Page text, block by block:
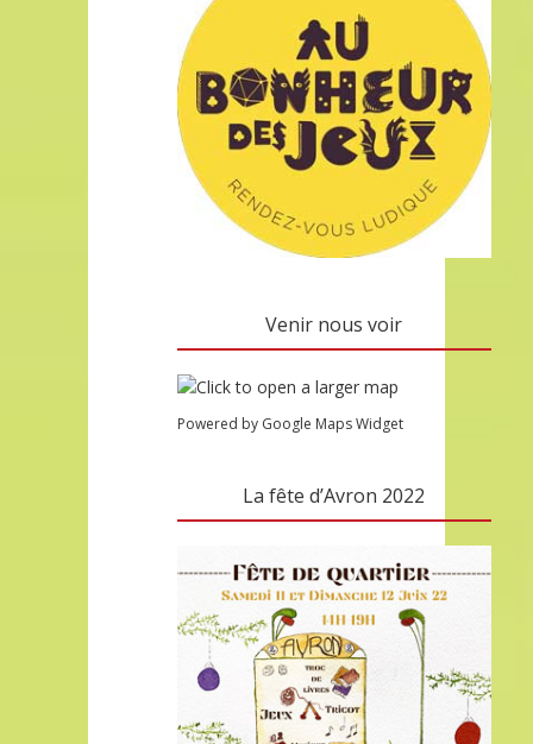
Venir nous voir
Powered by Google Maps Widget
La fête d’Avron 2022